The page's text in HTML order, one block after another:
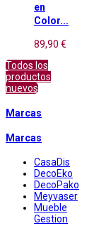
en
Color...
89,90 €
Todos los
productos
nuevos
Marcas
Marcas
CasaDis
DecoEko
DecoPako
Meyvaser
Mueble
Gestion